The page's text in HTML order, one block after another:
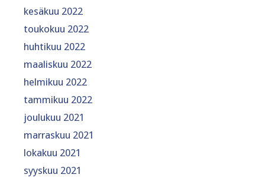
kesäkuu 2022
toukokuu 2022
huhtikuu 2022
maaliskuu 2022
helmikuu 2022
tammikuu 2022
joulukuu 2021
marraskuu 2021
lokakuu 2021
syyskuu 2021